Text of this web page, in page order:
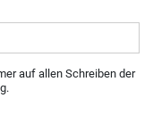
auf allen Schreiben der